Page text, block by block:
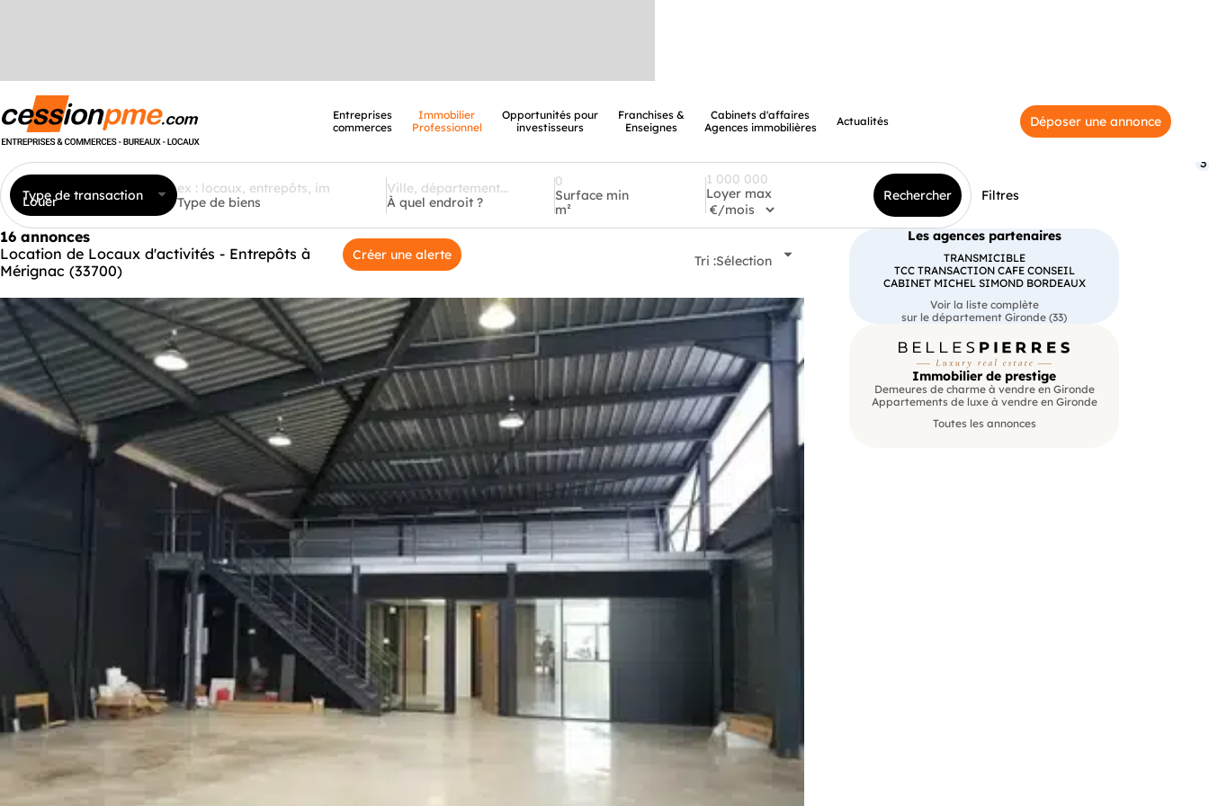
Entreprises
commerces
Immobilier
Professionnel
Opportunités pour
investisseurs
Franchises &
Enseignes
Cabinets d'affaires
Agences immobilières
Actualités Déposer une annonce
Type de transaction
Louer Type de biens À quel endroit ?
Surface min
m²
Loyer max Rechercher Filtres
3
16 annonces
Location de Locaux d'activités - Entrepôts à
Mérignac (33700)
Créer une alerte Tri :Sélection
Les agences partenaires
TRANSMICIBLE
TCC TRANSACTION CAFE CONSEIL
CABINET MICHEL SIMOND BORDEAUX
Voir la liste complète
sur le département Gironde (33)
Immobilier de prestige
Demeures de charme à vendre en Gironde
Appartements de luxe à vendre en Gironde
Toutes les annonces